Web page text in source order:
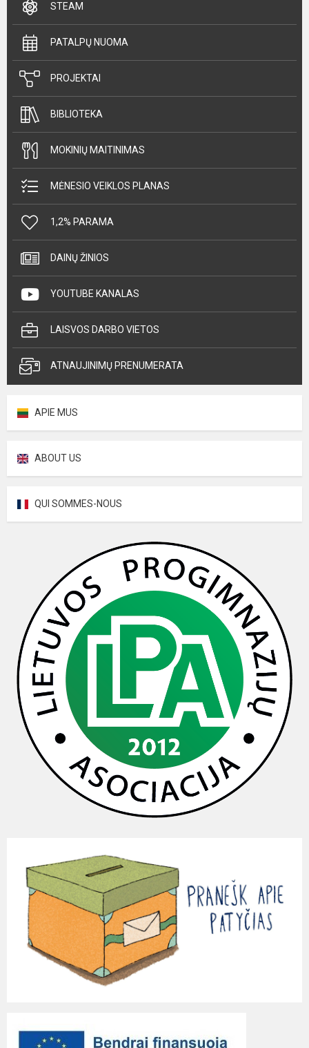
STEAM
PATALPŲ NUOMA
PROJEKTAI
BIBLIOTEKA
MOKINIŲ MAITINIMAS
MĖNESIO VEIKLOS PLANAS
1,2% PARAMA
DAINŲ ŽINIOS
YOUTUBE KANALAS
LAISVOS DARBO VIETOS
ATNAUJINIMŲ PRENUMERATA
APIE MUS
ABOUT US
QUI SOMMES-NOUS